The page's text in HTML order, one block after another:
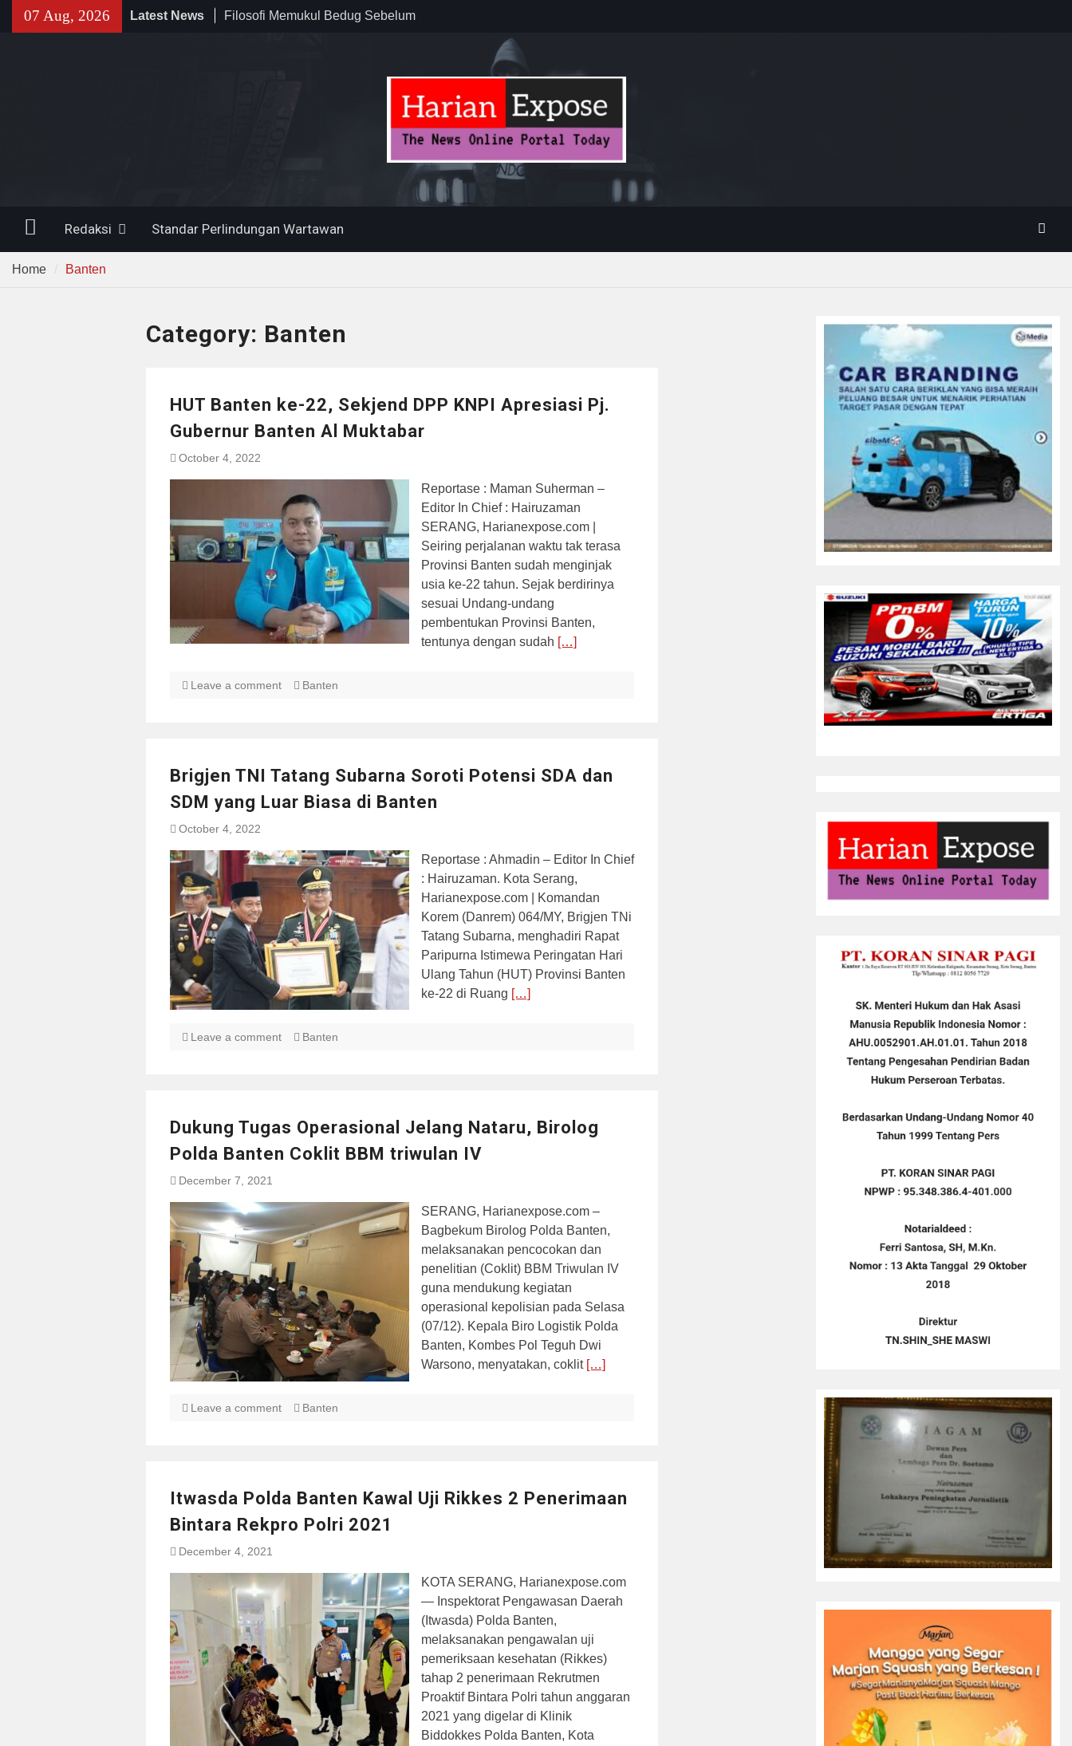
07 Aug, 2026 Latest News
141 Tahun Stasiun Slawi : “Dari
Filosofi Memukul Bedug Sebelum
HomeRedaksi Standar Perlindungan Wartawan
Home Banten
Category: Banten
HUT Banten ke-22, Sekjend DPP KNPI Apresiasi Pj.
Gubernur Banten Al Muktabar
October 4, 2022
Reportase : Maman Suherman –
Editor In Chief : Hairuzaman
SERANG, Harianexpose.com |
Seiring perjalanan waktu tak terasa
Provinsi Banten sudah menginjak
usia ke-22 tahun. Sejak berdirinya
sesuai Undang-undang
pembentukan Provinsi Banten,
tentunya dengan sudah […]
Leave a comment Banten
Brigjen TNI Tatang Subarna Soroti Potensi SDA dan
SDM yang Luar Biasa di Banten
October 4, 2022
Reportase : Ahmadin – Editor In Chief
: Hairuzaman. Kota Serang,
Harianexpose.com | Komandan
Korem (Danrem) 064/MY, Brigjen TNi
Tatang Subarna, menghadiri Rapat
Paripurna Istimewa Peringatan Hari
Ulang Tahun (HUT) Provinsi Banten
ke-22 di Ruang […]
Leave a comment Banten
Dukung Tugas Operasional Jelang Nataru, Birolog
Polda Banten Coklit BBM triwulan IV
December 7, 2021
SERANG, Harianexpose.com –
Bagbekum Birolog Polda Banten,
melaksanakan pencocokan dan
penelitian (Coklit) BBM Triwulan IV
guna mendukung kegiatan
operasional kepolisian pada Selasa
(07/12). Kepala Biro Logistik Polda
Banten, Kombes Pol Teguh Dwi
Warsono, menyatakan, coklit […]
Leave a comment Banten
Itwasda Polda Banten Kawal Uji Rikkes 2 Penerimaan
Bintara Rekpro Polri 2021
December 4, 2021
KOTA SERANG, Harianexpose.com
— Inspektorat Pengawasan Daerah
(Itwasda) Polda Banten,
melaksanakan pengawalan uji
pemeriksaan kesehatan (Rikkes)
tahap 2 penerimaan Rekrutmen
Proaktif Bintara Polri tahun anggaran
2021 yang digelar di Klinik
Biddokkes Polda Banten, Kota